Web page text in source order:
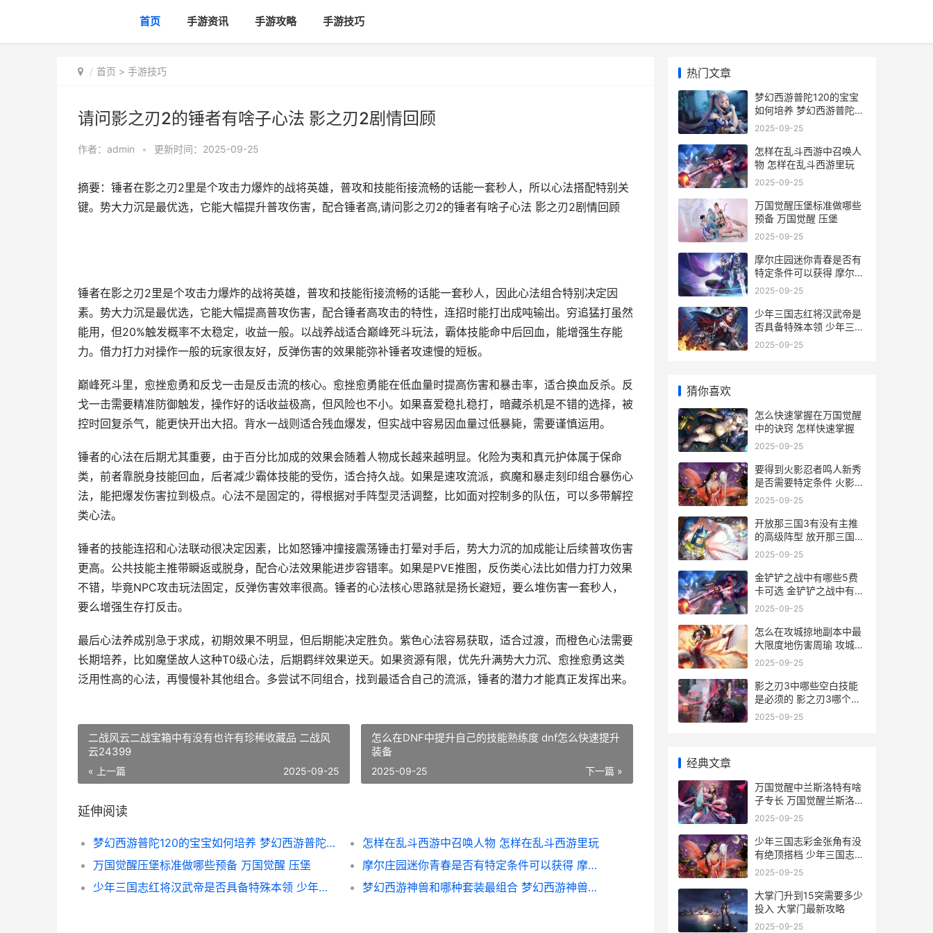
首页 手游资讯 手游攻略 手游技巧
首页 > 手游技巧
请问影之刃2的锤者有啥子心法 影之刃2剧情回顾
作者： admin • 更新时间：2025-09-25
摘要：锤者在影之刃2里是个攻击力爆炸的战将英雄，普攻和技能衔接流畅的话能一套秒人，所以心法搭配特别关
键。势大力沉是最优选，它能大幅提升普攻伤害，配合锤者高,请问影之刃2的锤者有啥子心法 影之刃2剧情回顾
锤者在影之刃2里是个攻击力爆炸的战将英雄，普攻和技能衔接流畅的话能一套秒人，因此心法组合特别决定因
素。势大力沉是最优选，它能大幅提高普攻伤害，配合锤者高攻击的特性，连招时能打出成吨输出。穷追猛打虽然
能用，但20%触发概率不太稳定，收益一般。以战养战适合巅峰死斗玩法，霸体技能命中后回血，能增强生存能
力。借力打力对操作一般的玩家很友好，反弹伤害的效果能弥补锤者攻速慢的短板。
巅峰死斗里，愈挫愈勇和反戈一击是反击流的核心。愈挫愈勇能在低血量时提高伤害和暴击率，适合换血反杀。反
戈一击需要精准防御触发，操作好的话收益极高，但风险也不小。如果喜爱稳扎稳打，暗藏杀机是不错的选择，被
控时回复杀气，能更快开出大招。背水一战则适合残血爆发，但实战中容易因血量过低暴毙，需要谨慎运用。
锤者的心法在后期尤其重要，由于百分比加成的效果会随着人物成长越来越明显。化险为夷和真元护体属于保命
类，前者靠脱身技能回血，后者减少霸体技能的受伤，适合持久战。如果是速攻流派，疯魔和暴走刻印组合暴伤心
法，能把爆发伤害拉到极点。心法不是固定的，得根据对手阵型灵活调整，比如面对控制多的队伍，可以多带解控
类心法。
锤者的技能连招和心法联动很决定因素，比如怒锤冲撞接震荡锤击打晕对手后，势大力沉的加成能让后续普攻伤害
更高。公共技能主推带瞬返或脱身，配合心法效果能进步容错率。如果是PVE推图，反伤类心法比如借力打力效果
不错，毕竟NPC攻击玩法固定，反弹伤害效率很高。锤者的心法核心思路就是扬长避短，要么堆伤害一套秒人，
要么增强生存打反击。
最后心法养成别急于求成，初期效果不明显，但后期能决定胜负。紫色心法容易获取，适合过渡，而橙色心法需要
长期培养，比如魔堡故人这种T0级心法，后期羁绊效果逆天。如果资源有限，优先升满势大力沉、愈挫愈勇这类
泛用性高的心法，再慢慢补其他组合。多尝试不同组合，找到最适合自己的流派，锤者的潜力才能真正发挥出来。
二战风云二战宝箱中有没有也许有珍稀收藏品 二战风
云24399
« 上一篇 2025-09-25
怎么在DNF中提升自己的技能熟练度 dnf怎么快速提升
装备
下一篇 »
2025-09-25
延伸阅读
梦幻西游普陀120的宝宝如何培养 梦幻西游普陀129厉害吗
怎样在乱斗西游中召唤人物 怎样在乱斗西游里玩
万国觉醒压堡标准做哪些预备 万国觉醒 压堡
摩尔庄园迷你青春是否有特定条件可以获得 摩尔庄园迷你青春摩托车
少年三国志红将汉武帝是否具备特殊本领 少年三国志武将品质排名最新
梦幻西游神兽和哪种套装最组合 梦幻西游神兽哪个实用2021
热门文章
梦幻西游普陀120的宝宝
如何培养 梦幻西游普陀
129厉害吗
2025-09-25
怎样在乱斗西游中召唤人
物 怎样在乱斗西游里玩
2025-09-25
万国觉醒压堡标准做哪些
预备 万国觉醒 压堡
2025-09-25
摩尔庄园迷你青春是否有
特定条件可以获得 摩尔庄
园迷你青春摩托车
2025-09-25
少年三国志红将汉武帝是
否具备特殊本领 少年三国
志武将品质排名最新
2025-09-25
猜你喜欢
怎么快速掌握在万国觉醒
中的诀窍 怎样快速掌握
2025-09-25
要得到火影忍者鸣人新秀
是否需要特定条件 火影免
费获得忍者
2025-09-25
开放那三国3有没有主推
的高级阵型 放开那三国3
可以混搭
2025-09-25
金铲铲之战中有哪些5费
卡可选 金铲铲之战中有哪
些飞升者法杖?
2025-09-25
怎么在攻城掠地副本中最
大限度地伤害周瑜 攻城掠
地怎么玩啊
2025-09-25
影之刃3中哪些空白技能
是必须的 影之刃3哪个人
物
2025-09-25
经典文章
万国觉醒中兰斯洛特有啥
子专长 万国觉醒兰斯洛特
值得培养吗
2025-09-25
少年三国志彩金张角有没
有绝顶搭档 少年三国志彩
金武将
2025-09-25
大掌门升到15突需要多少
投入 大掌门最新攻略
2025-09-25